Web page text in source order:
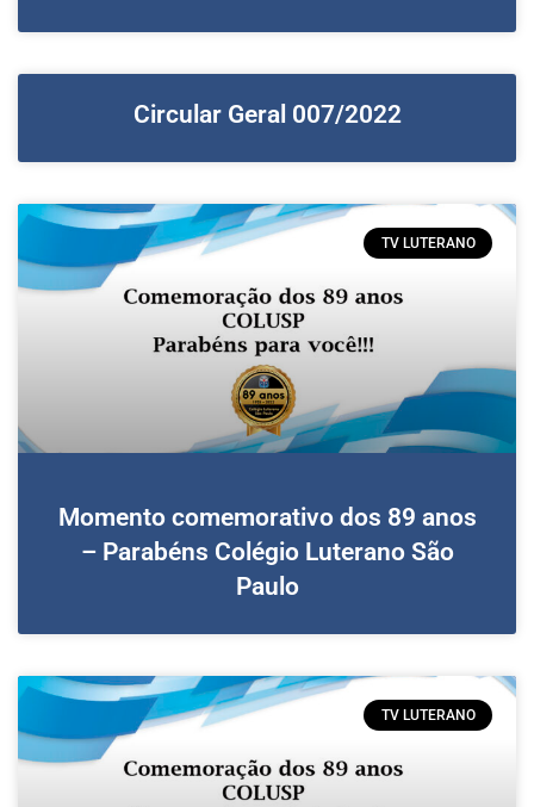
Circular Geral 007/2022
TV LUTERANO
Momento comemorativo dos 89 anos
– Parabéns Colégio Luterano São
Paulo
TV LUTERANO